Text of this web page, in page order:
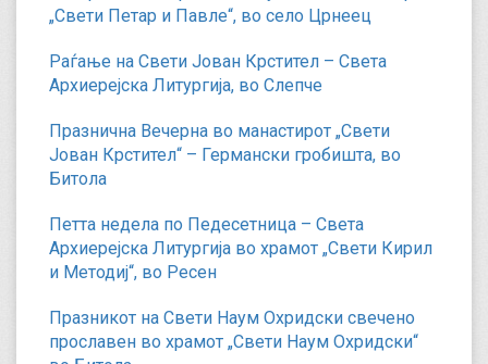
„Свети Петар и Павле“, во село Црнеец
Раѓање на Свети Јован Крстител – Света
Архиерејска Литургија, во Слепче
Празнична Вечерна во манастирот „Свети
Јован Крстител“ – Германски гробишта, во
Битола
Петта недела по Педесетница – Света
Архиерејска Литургија во храмот „Свети Кирил
и Методиј“, во Ресен
Празникот на Свети Наум Охридски свечено
прославен во храмот „Свети Наум Охридски“